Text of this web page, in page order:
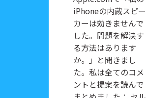
iPhoneの内蔵スピー
カーは効きませんで
した。問題を解決す
る方法はあります
か。」と聞きまし
た。私は全てのコメ
ントと提案を読んで